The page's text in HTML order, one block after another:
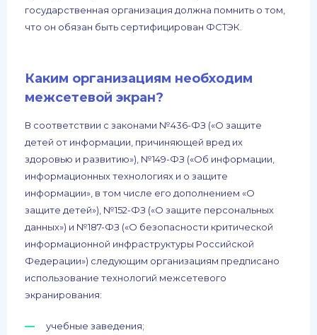
государственная организация должна помнить о том,
что он обязан быть сертифицирован ФСТЭК.
Каким организациям необходим
межсетевой экран?
В соответствии с законами №436-ФЗ («О защите
детей от информации, причиняющей вред их
здоровью и развитию»), №149-ФЗ («Об информации,
информационных технологиях и о защите
информации», в том числе его дополнением «О
защите детей»), №152-ФЗ («О защите персональных
данных») и №187-ФЗ («О безопасности критической
информационной инфраструктуры Российской
Федерации») следующим организациям предписано
использование технологий межсетевого
экранирования:
учебные заведения;